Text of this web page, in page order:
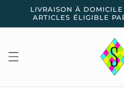
passer
contenu
LIVRAISON À DOMICILE
ARTICLES ÉLIGIBLE